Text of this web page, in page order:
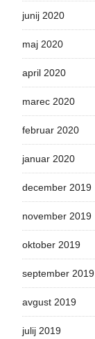
junij 2020
maj 2020
april 2020
marec 2020
februar 2020
januar 2020
december 2019
november 2019
oktober 2019
september 2019
avgust 2019
julij 2019